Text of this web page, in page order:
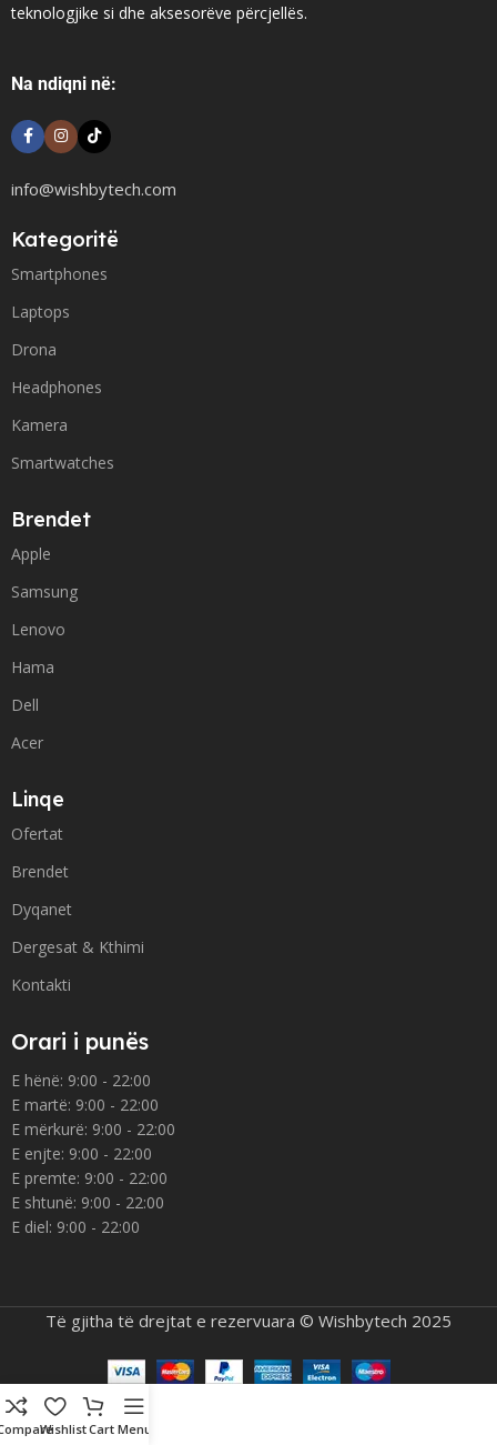
teknologjike si dhe aksesorëve përcjellës.
Na ndiqni në:
info@wishbytech.com
Kategoritë
Smartphones
Laptops
Drona
Headphones
Kamera
Smartwatches
Brendet
Apple
Samsung
Lenovo
Hama
Dell
Acer
Linqe
Ofertat
Brendet
Dyqanet
Dergesat & Kthimi
Kontakti
Orari i punës
E hënë: 9:00 - 22:00
E martë: 9:00 - 22:00
E mërkurë: 9:00 - 22:00
E enjte: 9:00 - 22:00
E premte: 9:00 - 22:00
E shtunë: 9:00 - 22:00
E diel: 9:00 - 22:00
Të gjitha të drejtat e rezervuara © Wishbytech 2025
WishlistCart Menu